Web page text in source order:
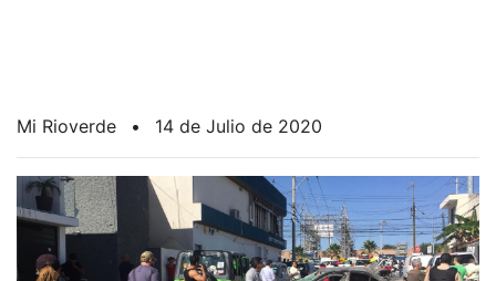
Mi Rioverde • 14 de Julio de 2020